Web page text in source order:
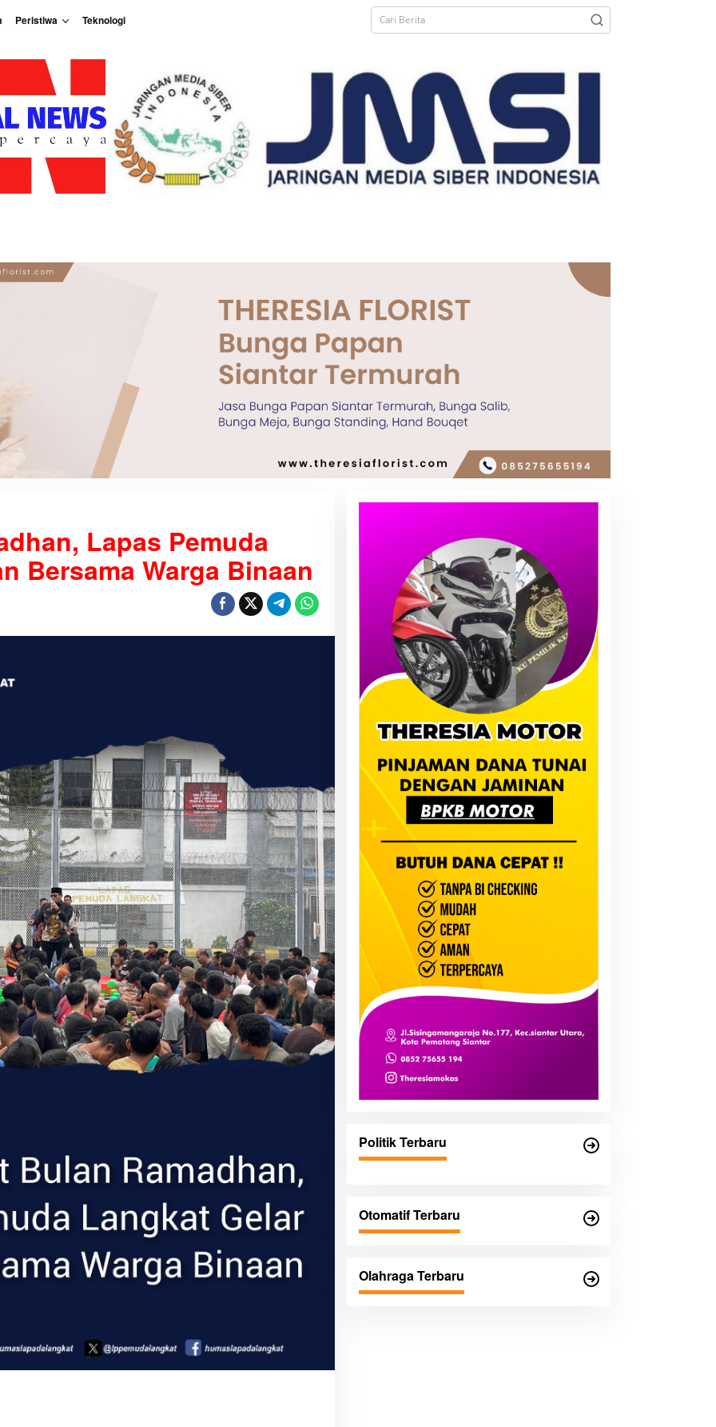
Peristiwa Teknologi
Lapas Pemuda
Bersama Warga Binaan
Politik Terbaru
Otomatif Terbaru
Olahraga Terbaru